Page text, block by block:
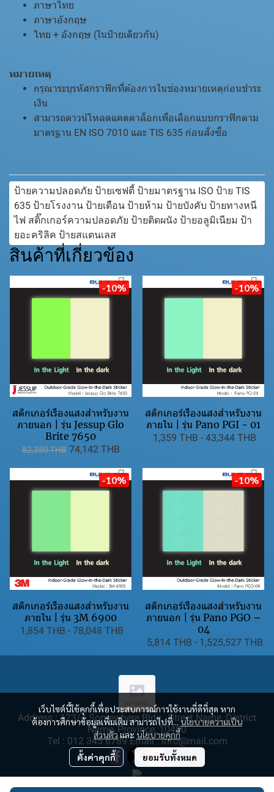
ภาษาไทย
ภาษาอังกฤษ
ไทย + อังกฤษ (ในป้ายเดียวกัน)
หมายเหตุ
กรุณาระบุรหัสกราฟิกที่ต้องการในช่องหมายเหตุก่อนชำระ
เงิน
สามารถดาวน์โหลดแคตตาล็อกเพื่อเลือกแบบกราฟิกตาม
มาตรฐาน EN ISO 7010 และ TIS 635 ก่อนสั่งซื้อ
ป้ายความปลอดภัย ป้ายเซฟตี้ ป้ายมาตรฐาน ISO ป้าย TIS
635 ป้ายโรงงาน ป้ายเตือน ป้ายห้าม ป้ายบังคับ ป้ายทางหนี
ไฟ สติ๊กเกอร์ความปลอดภัย ป้ายติดผนัง ป้ายอลูมิเนียม ป้า
ยอะคริลิค ป้ายสแตนเลส
สินค้าที่เกี่ยวข้อง
-10%
สติกเกอร์เรืองแสงสำหรับงาน
ภายนอก | รุ่น Jessup Glo
Brite 7650
82,380 THB 74,142 THB
-10%
สติกเกอร์เรืองแสงสำหรับงาน
ภายใน | รุ่น Pano PGI - 01
1,359 THB - 43,344 THB
-10%
สติกเกอร์เรืองแสงสำหรับงาน
ภายใน | รุ่น 3M 6900
1,854 THB - 78,048 THB
-10%
สติกเกอร์เรืองแสงสำหรับงาน
ภายนอก | รุ่น Pano PGO –
04
5,814 THB - 1,525,527 THB
เว็บไซต์นี้ใช้คุกกี้เพื่อประสบการณ์การใช้งานที่ดีที่สุด หาก
ต้องการศึกษาข้อมูลเพิ่มเติม สามารถไปที่...นโยบายความเป็น
ส่วนตัว และนโยบายคุกกี้
ตั้งค่าคุกกี้ ยอมรับทั้งหมด
Address : 123/4 Somewhere Bldg., Street Name, District
Name, Province, 10400
Tel : 012 345 6789 Email : info@mail.com